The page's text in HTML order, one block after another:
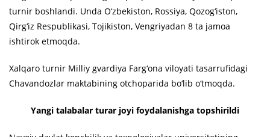
turnir boshlandi. Unda O‘zbekiston, Rossiya, Qozog‘iston,
Qirg‘iz Respublikasi, Tojikiston, Vengriyadan 8 ta jamoa
ishtirok etmoqda.
Xalqaro turnir Milliy gvardiya Farg‘ona viloyati tasarrufidagi
Chavandozlar maktabining otchoparida bo‘lib o‘tmoqda.
Yangi talabalar turar joyi foydalanishga topshirildi